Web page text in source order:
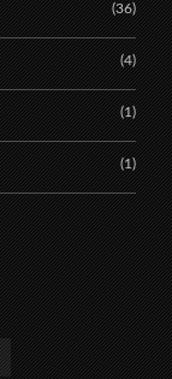
(36)
(4)
(1)
(1)